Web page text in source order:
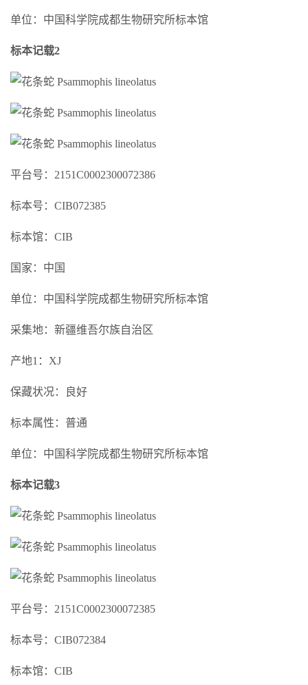
单位：中国科学院成都生物研究所标本馆
标本记载2
平台号：2151C0002300072386
标本号：CIB072385
标本馆：CIB
国家：中国
单位：中国科学院成都生物研究所标本馆
采集地：新疆维吾尔族自治区
产地1：XJ
保藏状况：良好
标本属性：普通
单位：中国科学院成都生物研究所标本馆
标本记载3
平台号：2151C0002300072385
标本号：CIB072384
标本馆：CIB